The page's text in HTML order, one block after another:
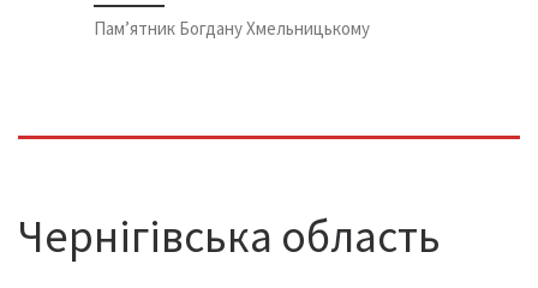
Пам’ятник Богдану Хмельницькому
Чернігівська область